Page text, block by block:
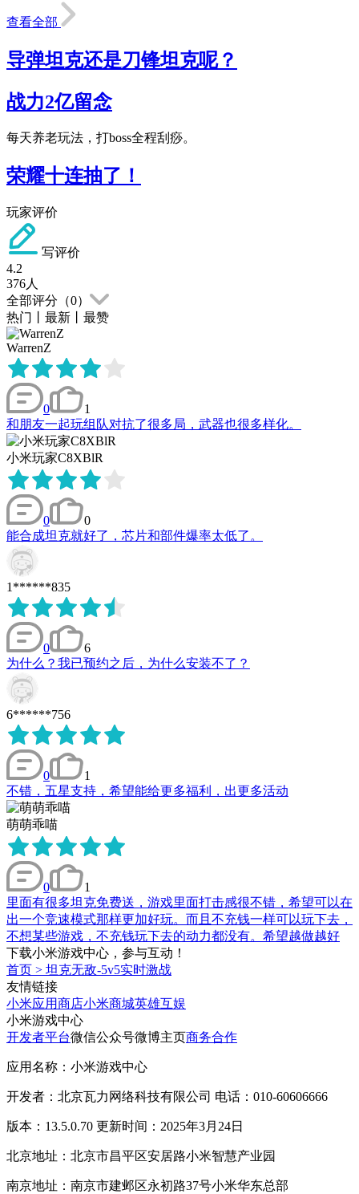
查看全部
导弹坦克还是刀锋坦克呢？
战力2亿留念
每天养老玩法，打boss全程刮痧。
荣耀十连抽了！
玩家评价
写评价
4.2
376人
全部评分（0）
热门
最新 最赞
WarrenZ
0
1
和朋友一起玩组队对抗了很多局，武器也很多样化。
小米玩家C8XBlR
0
0
能合成坦克就好了，芯片和部件爆率太低了。
1******835
0
6
为什么？我已预约之后，为什么安装不了？
6******756
0
1
不错，五星支持，希望能给更多福利，出更多活动
萌萌乖喵
0
1
里面有很多坦克免费送，游戏里面打击感很不错，希望可以在
出一个竞速模式那样更加好玩。而且不充钱一样可以玩下去，
不想某些游戏，不充钱玩下去的动力都没有。希望越做越好
下载小米游戏中心，参与互动！
首页 > 坦克无敌-5v5实时激战
友情链接
小米应用商店小米商城英雄互娱
小米游戏中心
开发者平台微信公众号微博主页商务合作
应用名称：小米游戏中心
开发者：北京瓦力网络科技有限公司 电话：010-60606666
版本：13.5.0.70 更新时间：2025年3月24日
北京地址：北京市昌平区安居路小米智慧产业园
南京地址：南京市建邺区永初路37号小米华东总部